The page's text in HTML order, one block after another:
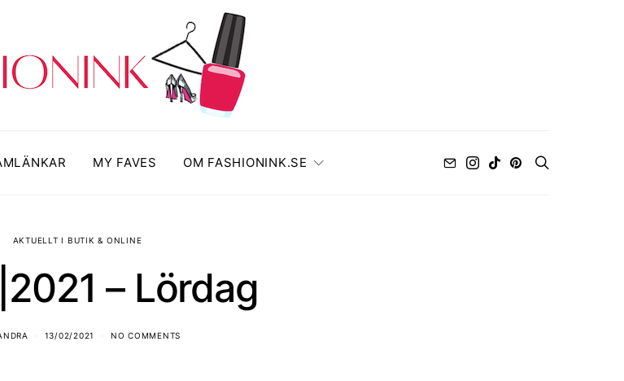
MY FAVES OM FASHIONINK.SE
AKTUELLT I BUTIK & ONLINE
– Lördag
13/02/2021 NO COMMENTS